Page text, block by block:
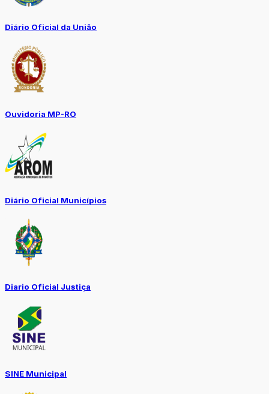
Diário Oficial da União
Ouvidoria MP-RO
Diário Oficial Municípios
Diario Oficial Justiça
SINE Municipal